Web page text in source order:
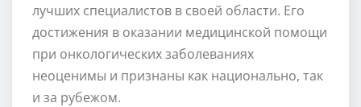
лучших специалистов в своей области. Его
достижения в оказании медицинской помощи
при онкологических заболеваниях
неоценимы и признаны как национально, так
и за рубежом.